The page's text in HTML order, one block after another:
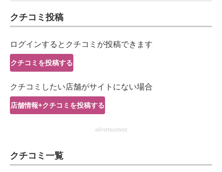
ITエンジニア向け専門サイト
企業向けIT製品の総合サイト
IT製品の技術・比較・事例
製造業のIT導入・活用を支援
エレクトロニクス専門サイト
電子設計の基本と応用
クチコミ投稿
ログインするとクチコミが投稿できます
クチコミを投稿する
クチコミしたい店舗がサイトにない場合
店舗情報+クチコミを投稿する
advertisement
クチコミ一覧